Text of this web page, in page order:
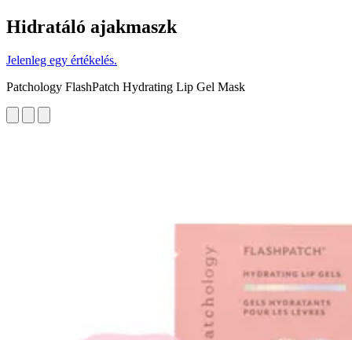
Hidratáló ajakmaszk
Jelenleg egy értékelés.
Patchology FlashPatch Hydrating Lip Gel Mask